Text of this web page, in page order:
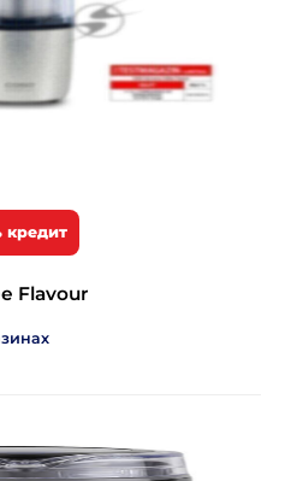
кредит
Flavour